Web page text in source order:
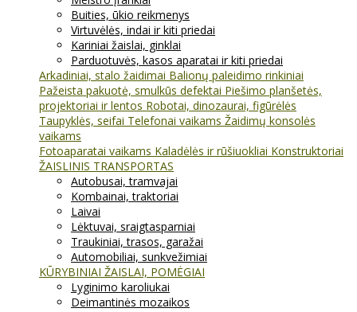
Buities, ūkio reikmenys
Virtuvėlės, indai ir kiti priedai
Kariniai žaislai, ginklai
Parduotuvės, kasos aparatai ir kiti priedai
Arkadiniai, stalo žaidimai Balionų paleidimo rinkiniai
Pažeista pakuotė, smulkūs defektai Piešimo planšetės,
projektoriai ir lentos Robotai, dinozaurai, figūrėlės
Taupyklės, seifai Telefonai vaikams Žaidimų konsolės
vaikams
Fotoaparatai vaikams Kaladėlės ir rūšiuokliai Konstruktoriai
ŽAISLINIS TRANSPORTAS
Autobusai, tramvajai
Kombainai, traktoriai
Laivai
Lėktuvai, sraigtasparniai
Traukiniai, trasos, garažai
Automobiliai, sunkvežimiai
KŪRYBINIAI ŽAISLAI, POMĖGIAI
Lyginimo karoliukai
Deimantinės mozaikos